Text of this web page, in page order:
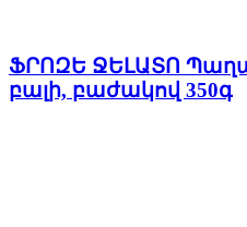
ՖՐՈԶԵ ՋԵԼԱՏՈ
բալի, բաժակով 350գ